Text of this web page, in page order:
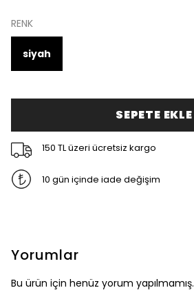
RENK
siyah
SEPETE EKLE
150 TL üzeri ücretsiz kargo
10 gün içinde iade değişim
Yorumlar
Bu ürün için henüz yorum yapılmamış.